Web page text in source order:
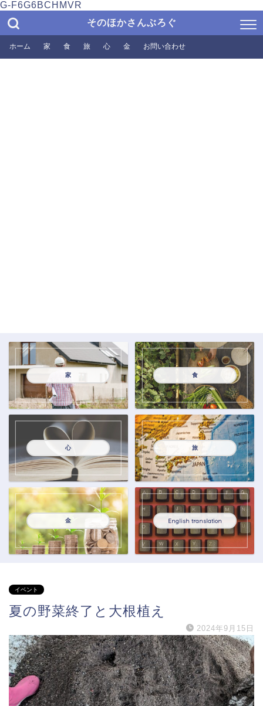
G-F6G6BCHMVR
そのほかさんぶろぐ
ホーム 家 食 旅 心 金 お問い合わせ
家 食
心 旅
金 English translation
イベント
夏の野菜終了と大根植え
2024年9月15日